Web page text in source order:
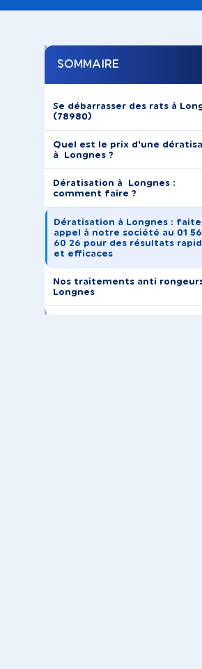
SOMMAIRE
Se débarrasser des rats à
(78980)
Quel est le prix d'une
à Longnes ?
Dératisation à Longnes :
comment faire ?
Dératisation à Longnes :
appel à notre société au 01
60 26 pour des résultats
et efficaces
Nos traitements anti
Longnes